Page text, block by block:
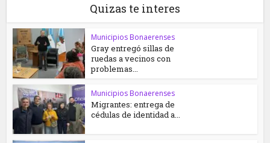
Quizas te interes
Municipios Bonaerenses
Gray entregó sillas de
ruedas a vecinos con
problemas...
Municipios Bonaerenses
Migrantes: entrega de
cédulas de identidad a...